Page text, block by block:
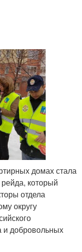
домах стала
который
отдела
округу
и добровольных